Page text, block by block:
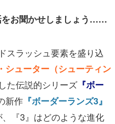
をお聞かせしましょう……
スラッシュ要素を盛り込
シューター（シューティン
た伝説的シリーズ 『ボー
新作 『ボーダーランズ3』
『3』はどのような進化